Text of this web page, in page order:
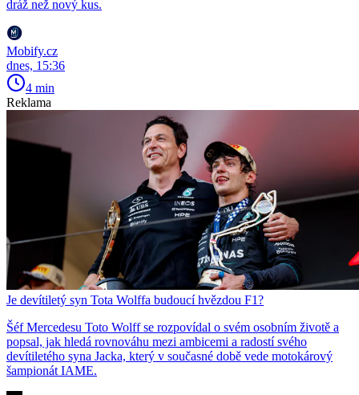
dráž než nový kus.
Mobify.cz
dnes, 15:36
4 min
Reklama
Je devítiletý syn Tota Wolffa budoucí hvězdou F1?
Šéf Mercedesu Toto Wolff se rozpovídal o svém osobním životě a
popsal, jak hledá rovnováhu mezi ambicemi a radostí svého
devítiletého syna Jacka, který v současné době vede motokárový
šampionát IAME.